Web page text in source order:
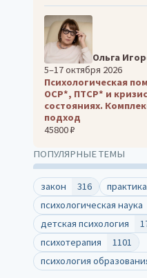
Ольга
5–17 октября 2026
Психологическая
ОСР*, ПТСР* и
состояниях.
подход
45800 ₽
ПОПУЛЯРНЫЕ ТЕМЫ
закон 316 практика
психологическая наука
детская психология
психотерапия
1101
психология